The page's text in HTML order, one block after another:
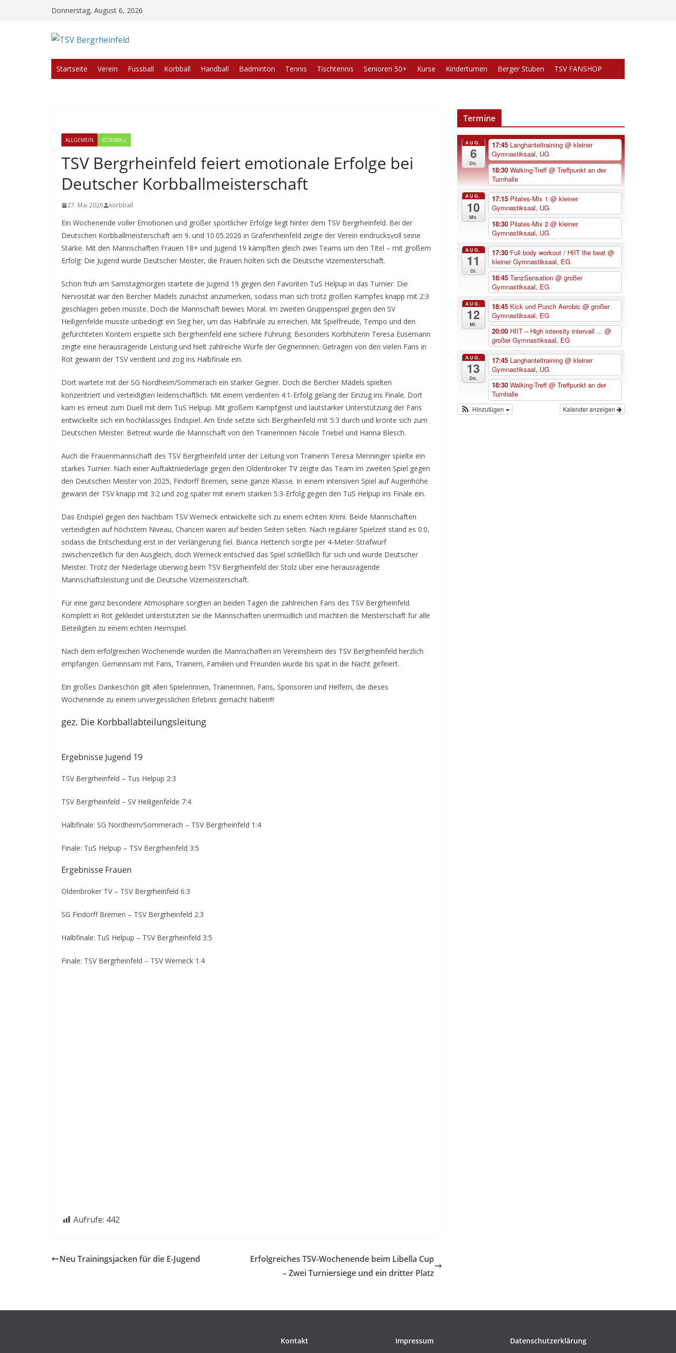
Donnerstag, August 6, 2026
Startseite Verein Fussball Korbball Handball Badminton Tennis Tischtennis Senioren 50+ Kurse Kinderturnen Berger Stuben TSV FANSHOP
ALLGEMEIN KORBBALL
TSV Bergrheinfeld feiert emotionale Erfolge bei
Deutscher Korbballmeisterschaft
27. Mai 2026 korbball
Ein Wochenende voller Emotionen und großer sportlicher Erfolge liegt hinter dem TSV Bergrheinfeld. Bei der
Deutschen Korbballmeisterschaft am 9. und 10.05.2026 in Grafenrheinfeld zeigte der Verein eindrucksvoll seine
Stärke. Mit den Mannschaften Frauen 18+ und Jugend 19 kämpften gleich zwei Teams um den Titel – mit großem
Erfolg: Die Jugend wurde Deutscher Meister, die Frauen holten sich die Deutsche Vizemeisterschaft.
Schon früh am Samstagmorgen startete die Jugend 19 gegen den Favoriten TuS Helpup in das Turnier. Die
Nervosität war den Bercher Mädels zunächst anzumerken, sodass man sich trotz großen Kampfes knapp mit 2:3
geschlagen geben musste. Doch die Mannschaft bewies Moral. Im zweiten Gruppenspiel gegen den SV
Heiligenfelde musste unbedingt ein Sieg her, um das Halbfinale zu erreichen. Mit Spielfreude, Tempo und den
gefürchteten Kontern erspielte sich Bergrheinfeld eine sichere Führung. Besonders Korbhüterin Teresa Eusemann
zeigte eine herausragende Leistung und hielt zahlreiche Würfe der Gegnerinnen. Getragen von den vielen Fans in
Rot gewann der TSV verdient und zog ins Halbfinale ein.
Dort wartete mit der SG Nordheim/Sommerach ein starker Gegner. Doch die Bercher Mädels spielten
konzentriert und verteidigten leidenschaftlich. Mit einem verdienten 4:1-Erfolg gelang der Einzug ins Finale. Dort
kam es erneut zum Duell mit dem TuS Helpup. Mit großem Kampfgeist und lautstarker Unterstützung der Fans
entwickelte sich ein hochklassiges Endspiel. Am Ende setzte sich Bergrheinfeld mit 5:3 durch und krönte sich zum
Deutschen Meister. Betreut wurde die Mannschaft von den Trainerinnen Nicole Triebel und Hanna Blesch.
Auch die Frauenmannschaft des TSV Bergrheinfeld unter der Leitung von Trainerin Teresa Menninger spielte ein
starkes Turnier. Nach einer Auftaktniederlage gegen den Oldenbroker TV zeigte das Team im zweiten Spiel gegen
den Deutschen Meister von 2025, Findorff Bremen, seine ganze Klasse. In einem intensiven Spiel auf Augenhöhe
gewann der TSV knapp mit 3:2 und zog später mit einem starken 5:3-Erfolg gegen den TuS Helpup ins Finale ein.
Das Endspiel gegen den Nachbarn TSV Werneck entwickelte sich zu einem echten Krimi. Beide Mannschaften
verteidigten auf höchstem Niveau, Chancen waren auf beiden Seiten selten. Nach regulärer Spielzeit stand es 0:0,
sodass die Entscheidung erst in der Verlängerung fiel. Bianca Hetterich sorgte per 4-Meter-Strafwurf
zwischenzeitlich für den Ausgleich, doch Werneck entschied das Spiel schließlich für sich und wurde Deutscher
Meister. Trotz der Niederlage überwog beim TSV Bergrheinfeld der Stolz über eine herausragende
Mannschaftsleistung und die Deutsche Vizemeisterschaft.
Für eine ganz besondere Atmosphäre sorgten an beiden Tagen die zahlreichen Fans des TSV Bergrheinfeld.
Komplett in Rot gekleidet unterstützten sie die Mannschaften unermüdlich und machten die Meisterschaft für alle
Beteiligten zu einem echten Heimspiel.
Nach dem erfolgreichen Wochenende wurden die Mannschaften im Vereinsheim des TSV Bergrheinfeld herzlich
empfangen. Gemeinsam mit Fans, Trainern, Familien und Freunden wurde bis spät in die Nacht gefeiert.
Ein großes Dankeschön gilt allen Spielerinnen, Trainerinnen, Fans, Sponsoren und Helfern, die dieses
Wochenende zu einem unvergesslichen Erlebnis gemacht haben!!!
gez. Die Korbballabteilungsleitung
Ergebnisse Jugend 19
TSV Bergrheinfeld – Tus Helpup 2:3
TSV Bergrheinfeld – SV Heiligenfelde 7:4
Halbfinale: SG Nordheim/Sommerach – TSV Bergrheinfeld 1:4
Finale: TuS Helpup – TSV Bergrheinfeld 3:5
Ergebnisse Frauen
Oldenbroker TV – TSV Bergrheinfeld 6:3
SG Findorff Bremen – TSV Bergrheinfeld 2:3
Halbfinale: TuS Helpup – TSV Bergrheinfeld 3:5
Finale: TSV Bergrheinfeld – TSV Werneck 1:4
Aufrufe: 442
Neu Trainingsjacken für die E-Jugend
Erfolgreiches TSV-Wochenende beim Libella Cup
– Zwei Turniersiege und ein dritter Platz
Termine
AUG.
6
Do.
17:45 Langhanteltraining @ kleiner
Gymnastiksaal, UG
18:30 Walking-Treff @ Treffpunkt an der
Turnhalle
AUG.
10
Mo.
17:15 Pilates-Mix 1 @ kleiner
Gymnastiksaal, UG
18:30 Pilates-Mix 2 @ kleiner
Gymnastiksaal, UG
AUG.
11
Di.
17:30 Full body workout / HIIT the beat @
kleiner Gymnastiksaal, EG
18:45 TanzSensation @ großer
Gymnastiksaal, EG
AUG.
12
Mi.
18:45 Kick und Punch Aerobic @ großer
Gymnastiksaal, EG
20:00 HIIT – High intensity intervall ... @
großer Gymnastiksaal, EG
AUG.
13
Do.
17:45 Langhanteltraining @ kleiner
Gymnastiksaal, UG
18:30 Walking-Treff @ Treffpunkt an der
Turnhalle
Kalender anzeigen
Hinzufügen
Kontakt Impressum Datenschutzerklärung